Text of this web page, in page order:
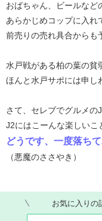
おばちゃん、ビールなど
あらかじめコップに入れ
前売りの売れ具合からも
水戸戦がある柏の葉の貧
ほんと水戸サポには申し
さて、セレブでグルメの
J2にはこーんな楽しいこ
どうです、一度落ち
（悪魔のささやき）
お気に入りの